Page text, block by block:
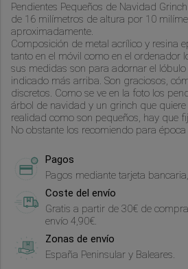
Pendientes Pequeños de Navidad
de 16 milímetros de altura por 10
aproximadamente.
Composición de metal acrílico y resina
tanto en el móvil como en el ordenador
sus medidas son para adornar el
indicado más arriba. Son graciosos,
discretos. Como se ve en la foto los
árbol de navidad y un grinch que
realidad como son pequeños, hay que
No obstante los recomiendo para época
Pagos
Pagos mediante tarjeta
Coste del envío
Gratis a partir de 30€ de
envío 4,90€.
Zonas de envío
España Peninsular y Baleares.